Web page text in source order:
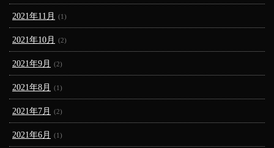
2021年11月 (1)
2021年10月 (2)
2021年9月 (2)
2021年8月 (1)
2021年7月 (2)
2021年6月 (1)